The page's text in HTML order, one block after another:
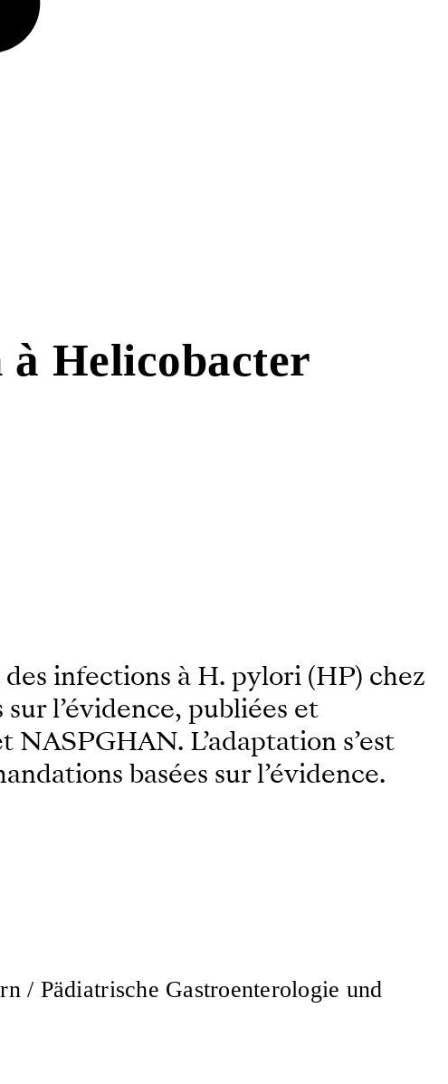
Helicobacter
infections à H. pylori (HP) chez
l’évidence, publiées et
L’adaptation s’est
basées sur l’évidence.
/ Pädiatrische Gastroenterologie und